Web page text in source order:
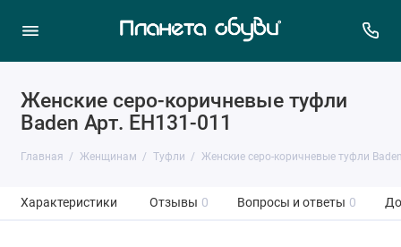
Женские серо-коричневые туфли
Baden Арт. EH131-011
Главная Женщинам Туфли Женские серо-коричневые туфли
Характеристики Отзывы 0 Вопросы и ответы 0